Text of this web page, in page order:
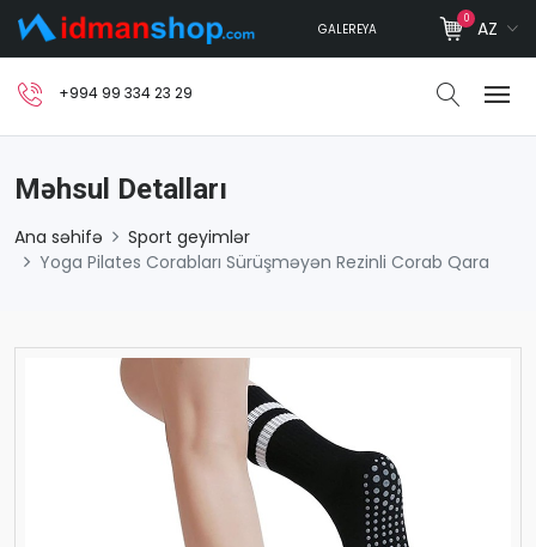
GALEREYA
0 AZ
+994 99 334 23 29
Məhsul Detalları
Ana səhifə
Sport geyimlər
Yoga Pilates Corabları Sürüşməyən Rezinli Corab Qara